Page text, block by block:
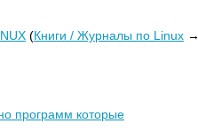
(Книги / Журналы по Linux →
программ которые